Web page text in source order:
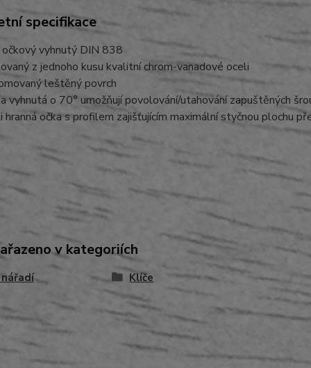
specifikace
vyhnutý DIN 838
z jednoho kusu kvalitní chrom-vanadové oceli
leštěný povrch
vyhnutá o 70° umožňují povolování/utahování zapuštěných
očka s profilem zajišťujícím maximální styčnou plochu
v kategoriích
nářadí Klíče